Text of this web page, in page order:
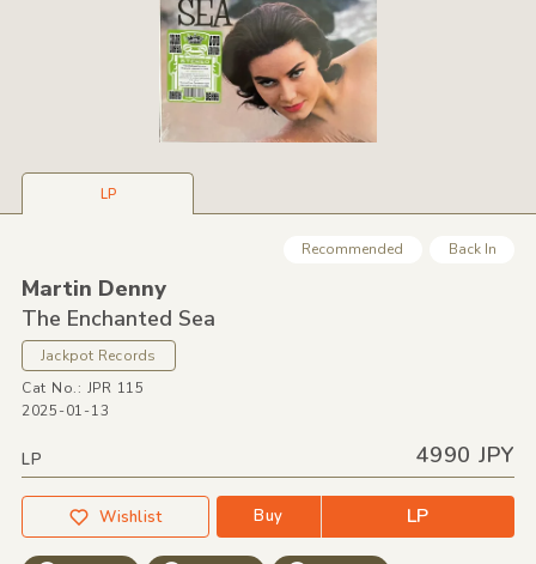
LP
Recommended Back In
Martin Denny
The Enchanted Sea
Jackpot Records
Cat No.: JPR 115
2025-01-13
LP 4990 JPY
Wishlist Buy LP